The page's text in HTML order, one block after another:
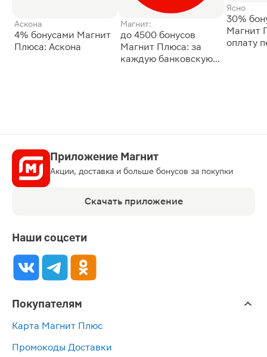
Аскона
4% бонусами Магнит
Плюса: Аскона
Магнит:
до 4500 бонусов
Магнит Плюса: за
каждую банковскую
Ясно
30%
Магнит
оплату
Приложение Магнит
Акции, доставка и больше бонусов за покупки
Скачать приложение
Наши соцсети
Покупателям
Карта Магнит Плюс
Промокоды Доставки